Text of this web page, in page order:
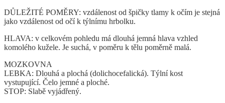
DŮLEŽITÉ POMĚRY: vzdálenost od špičky tlamy k očím je stejná
jako vzdálenost od očí k týlnímu hrbolku.
HLAVA: v celkovém pohledu má dlouhá jemná hlava vzhled
komolého kužele. Je suchá, v poměru k tělu poměrně malá.
MOZKOVNA
LEBKA: Dlouhá a plochá (dolichocefalická). Týlní kost
vystupující. Čelo jemné a ploché.
STOP: Slabě vyjádřený.